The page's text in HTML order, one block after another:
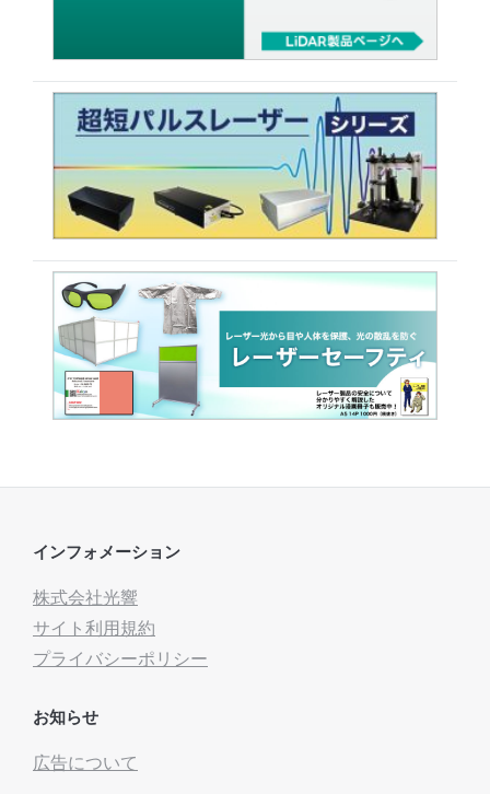
インフォメーション
株式会社光響
サイト利用規約
プライバシーポリシー
お知らせ
広告について